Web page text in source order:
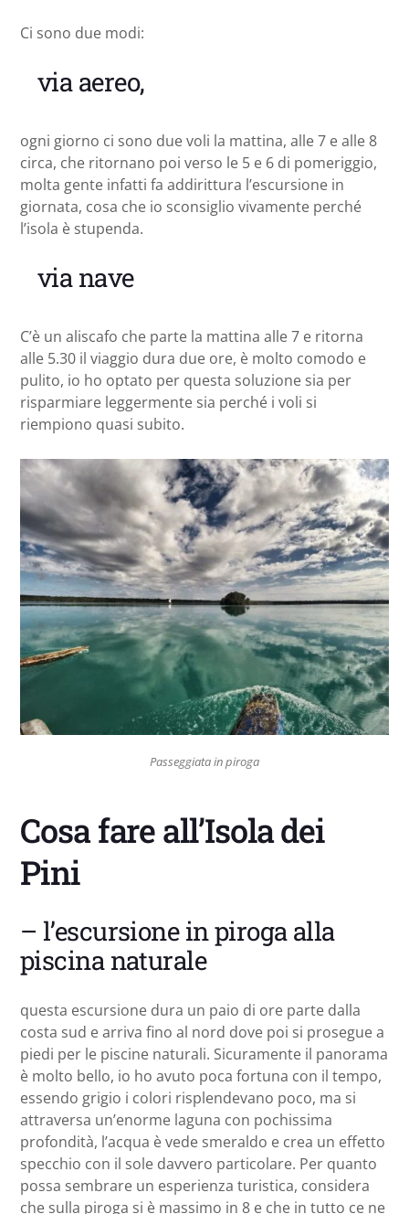
Ci sono due modi:
via aereo,
ogni giorno ci sono due voli la mattina, alle 7 e alle 8
circa, che ritornano poi verso le 5 e 6 di pomeriggio,
molta gente infatti fa addirittura l’escursione in
giornata, cosa che io sconsiglio vivamente perché
l’isola è stupenda.
via nave
C’è un aliscafo che parte la mattina alle 7 e ritorna
alle 5.30 il viaggio dura due ore, è molto comodo e
pulito, io ho optato per questa soluzione sia per
risparmiare leggermente sia perché i voli si
riempiono quasi subito.
Passeggiata in piroga
Cosa fare all’Isola dei
Pini
– l’escursione in piroga alla
piscina naturale
questa escursione dura un paio di ore parte dalla
costa sud e arriva fino al nord dove poi si prosegue a
piedi per le piscine naturali. Sicuramente il panorama
è molto bello, io ho avuto poca fortuna con il tempo,
essendo grigio i colori risplendevano poco, ma si
attraversa un’enorme laguna con pochissima
profondità, l’acqua è vede smeraldo e crea un effetto
specchio con il sole davvero particolare. Per quanto
possa sembrare un esperienza turistica, considera
che sulla piroga si è massimo in 8 e che in tutto ce ne